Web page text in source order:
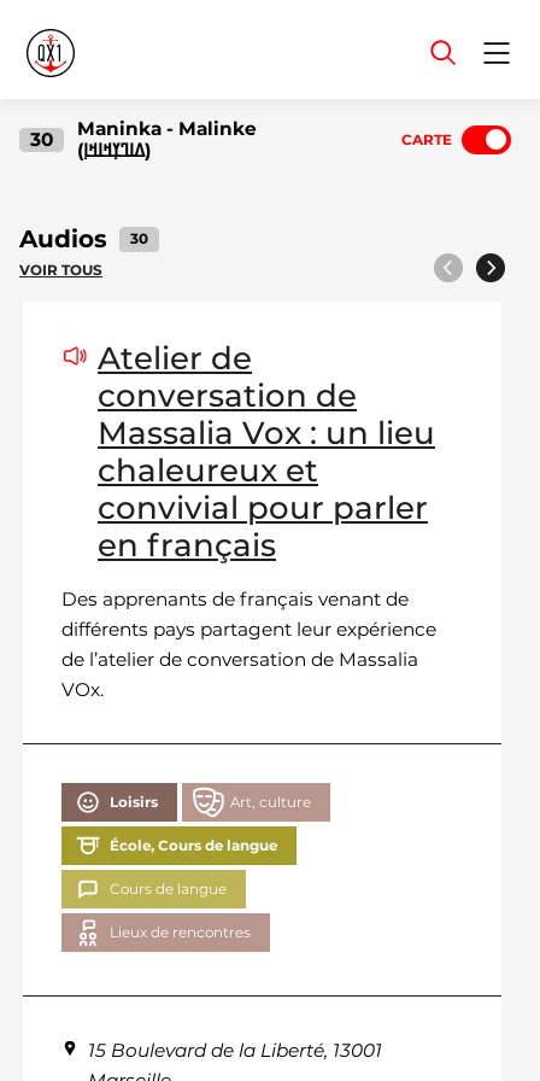
30
Maninka - Malinke
(ߡߊߣߌ߲ߞߊߞߊ߲)
CARTE
Audios
30
VOIR TOUS
Atelier de
conversation de
Massalia Vox : un lieu
chaleureux et
convivial pour parler
en français
Des apprenants de français venant de
différents pays partagent leur expérience
de l’atelier de conversation de Massalia
VOx.
Loisirs Art, culture
École, Cours de langue
Cours de langue
Lieux de rencontres
15 Boulevard de la Liberté, 13001